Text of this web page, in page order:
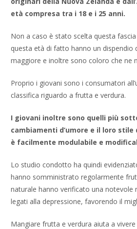
età compresa tra i 18 e i 25 anni.
Non a caso è stato scelta questa
questa età di fatto hanno un dispendio
maggiore e inoltre sono coloro che ne
Proprio i giovani sono i consumatori
classifica riguardo a frutta e verdura.
I giovani inoltre sono quelli più
cambiamenti d’umore e il loro
è facilmente modulabile e
Lo studio condotto ha quindi
hanno somministrato regolarmente
naturale hanno verificato una notevole
legati alla depressione, favorendo il
Mangiare frutta e verdura aiuta a